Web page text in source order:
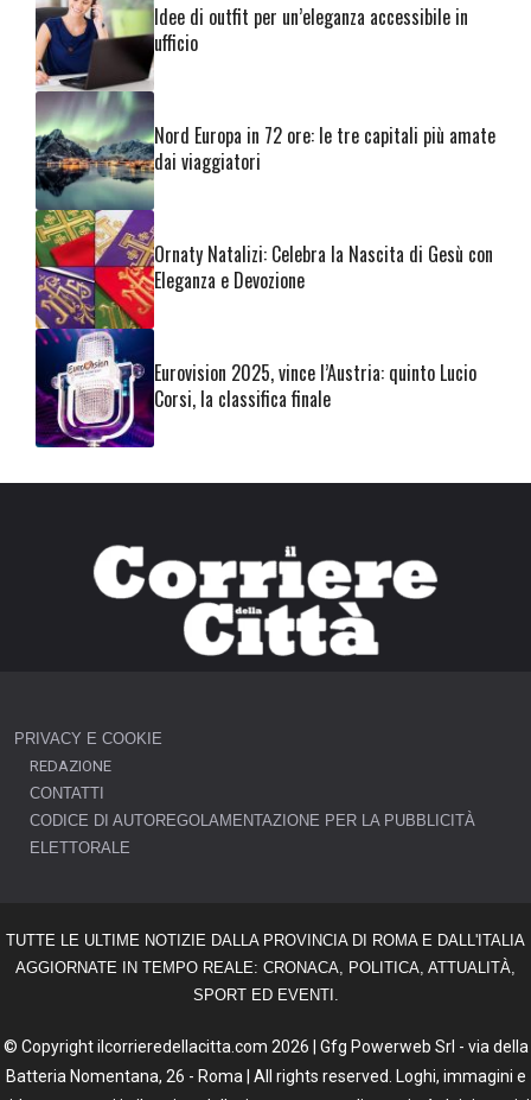
Idee di outfit per un’eleganza accessibile in
ufficio
Nord Europa in 72 ore: le tre capitali più amate
dai viaggiatori
Ornaty Natalizi: Celebra la Nascita di Gesù con
Eleganza e Devozione
Eurovision 2025, vince l’Austria: quinto Lucio
Corsi, la classifica finale
PRIVACY E COOKIE
REDAZIONE
CONTATTI
CODICE DI AUTOREGOLAMENTAZIONE PER LA PUBBLICITÀ
ELETTORALE
TUTTE LE ULTIME NOTIZIE DALLA PROVINCIA DI ROMA E DALL'ITALIA
AGGIORNATE IN TEMPO REALE: CRONACA, POLITICA, ATTUALITÀ,
SPORT ED EVENTI.
© Copyright ilcorrieredellacitta.com 2026 | Gfg Powerweb Srl - via della
Batteria Nomentana, 26 - Roma | All rights reserved. Loghi, immagini e